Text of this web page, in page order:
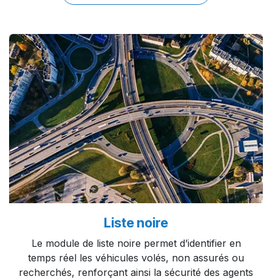
Liste noire ​
Le module de liste noire permet d’identifier en
temps réel les véhicules volés, non assurés ou
recherchés, renforçant ainsi la sécurité des agents